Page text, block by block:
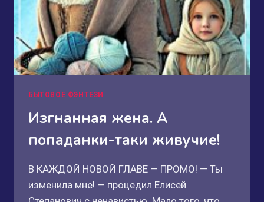
БЫТОВОЕ ФЭНТЕЗИ
Изгнанная жена. А
попаданки-таки живучие!
В КАЖДОЙ НОВОЙ ГЛАВЕ — ПРОМО! — Ты
изменила мне! — процедил Елисей